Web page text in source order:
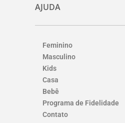
AJUDA
Feminino
Masculino
Kids
Casa
Bebê
Programa de Fidelidade
Contato